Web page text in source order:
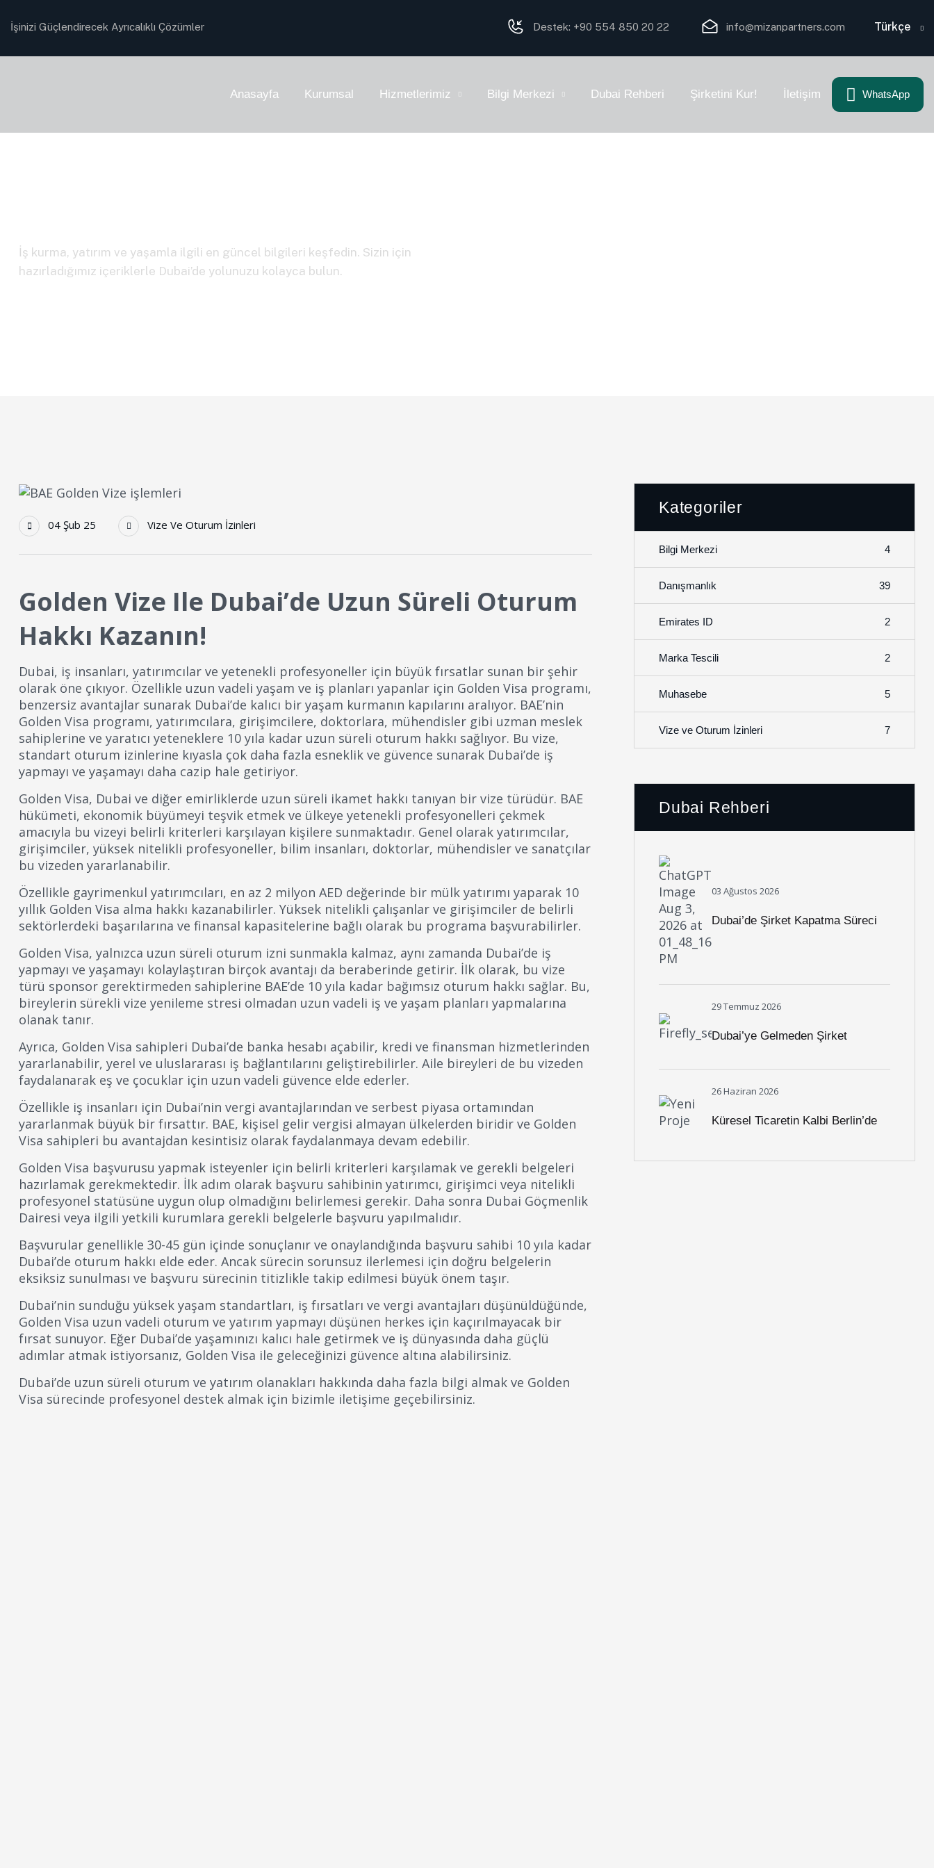
İşinizi Güçlendirecek Ayrıcalıklı Çözümler Destek: +90 554 850 20 22 info@mizanpartners.com Türkçe
Anasayfa Kurumsal Hizmetlerimiz Bilgi Merkezi Dubai Rehberi Şirketini Kur! İletişim WhatsApp
İş kurma, yatırım ve yaşamla ilgili en güncel bilgileri keşfedin. Sizin için
hazırladığımız içeriklerle Dubai’de yolunuzu kolayca bulun.
04 Şub 25 Vize Ve Oturum İzinleri
Golden Vize Ile Dubai’de Uzun Süreli Oturum
Hakkı Kazanın!
Dubai, iş insanları, yatırımcılar ve yetenekli profesyoneller için büyük fırsatlar sunan bir şehir
olarak öne çıkıyor. Özellikle uzun vadeli yaşam ve iş planları yapanlar için Golden Visa programı,
benzersiz avantajlar sunarak Dubai’de kalıcı bir yaşam kurmanın kapılarını aralıyor. BAE’nin
Golden Visa programı, yatırımcılara, girişimcilere, doktorlara, mühendisler gibi uzman meslek
sahiplerine ve yaratıcı yeteneklere 10 yıla kadar uzun süreli oturum hakkı sağlıyor. Bu vize,
standart oturum izinlerine kıyasla çok daha fazla esneklik ve güvence sunarak Dubai’de iş
yapmayı ve yaşamayı daha cazip hale getiriyor.
Golden Visa, Dubai ve diğer emirliklerde uzun süreli ikamet hakkı tanıyan bir vize türüdür. BAE
hükümeti, ekonomik büyümeyi teşvik etmek ve ülkeye yetenekli profesyonelleri çekmek
amacıyla bu vizeyi belirli kriterleri karşılayan kişilere sunmaktadır. Genel olarak yatırımcılar,
girişimciler, yüksek nitelikli profesyoneller, bilim insanları, doktorlar, mühendisler ve sanatçılar
bu vizeden yararlanabilir.
Özellikle gayrimenkul yatırımcıları, en az 2 milyon AED değerinde bir mülk yatırımı yaparak 10
yıllık Golden Visa alma hakkı kazanabilirler. Yüksek nitelikli çalışanlar ve girişimciler de belirli
sektörlerdeki başarılarına ve finansal kapasitelerine bağlı olarak bu programa başvurabilirler.
Golden Visa, yalnızca uzun süreli oturum izni sunmakla kalmaz, aynı zamanda Dubai’de iş
yapmayı ve yaşamayı kolaylaştıran birçok avantajı da beraberinde getirir. İlk olarak, bu vize
türü sponsor gerektirmeden sahiplerine BAE’de 10 yıla kadar bağımsız oturum hakkı sağlar. Bu,
bireylerin sürekli vize yenileme stresi olmadan uzun vadeli iş ve yaşam planları yapmalarına
olanak tanır.
Ayrıca, Golden Visa sahipleri Dubai’de banka hesabı açabilir, kredi ve finansman hizmetlerinden
yararlanabilir, yerel ve uluslararası iş bağlantılarını geliştirebilirler. Aile bireyleri de bu vizeden
faydalanarak eş ve çocuklar için uzun vadeli güvence elde ederler.
Özellikle iş insanları için Dubai’nin vergi avantajlarından ve serbest piyasa ortamından
yararlanmak büyük bir fırsattır. BAE, kişisel gelir vergisi almayan ülkelerden biridir ve Golden
Visa sahipleri bu avantajdan kesintisiz olarak faydalanmaya devam edebilir.
Golden Visa başvurusu yapmak isteyenler için belirli kriterleri karşılamak ve gerekli belgeleri
hazırlamak gerekmektedir. İlk adım olarak başvuru sahibinin yatırımcı, girişimci veya nitelikli
profesyonel statüsüne uygun olup olmadığını belirlemesi gerekir. Daha sonra Dubai Göçmenlik
Dairesi veya ilgili yetkili kurumlara gerekli belgelerle başvuru yapılmalıdır.
Başvurular genellikle 30-45 gün içinde sonuçlanır ve onaylandığında başvuru sahibi 10 yıla kadar
Dubai’de oturum hakkı elde eder. Ancak sürecin sorunsuz ilerlemesi için doğru belgelerin
eksiksiz sunulması ve başvuru sürecinin titizlikle takip edilmesi büyük önem taşır.
Dubai’nin sunduğu yüksek yaşam standartları, iş fırsatları ve vergi avantajları düşünüldüğünde,
Golden Visa uzun vadeli oturum ve yatırım yapmayı düşünen herkes için kaçırılmayacak bir
fırsat sunuyor. Eğer Dubai’de yaşamınızı kalıcı hale getirmek ve iş dünyasında daha güçlü
adımlar atmak istiyorsanız, Golden Visa ile geleceğinizi güvence altına alabilirsiniz.
Dubai’de uzun süreli oturum ve yatırım olanakları hakkında daha fazla bilgi almak ve Golden
Visa sürecinde profesyonel destek almak için bizimle iletişime geçebilirsiniz.
Kategoriler
Bilgi Merkezi 4
Danışmanlık 39
Emirates ID 2
Marka Tescili 2
Muhasebe 5
Vize ve Oturum İzinleri 7
Dubai Rehberi
03 Ağustos 2026
Dubai’de Şirket Kapatma Süreci
29 Temmuz 2026
Dubai’ye Gelmeden Şirket
Kurmak Mümkün Mü?
26 Haziran 2026
Küresel Ticaretin Kalbi Berlin’de